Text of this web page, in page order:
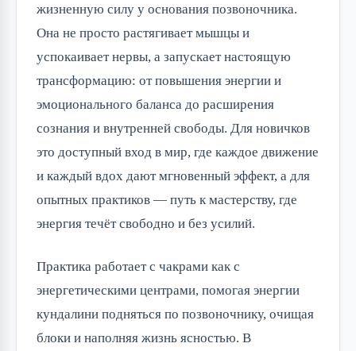
жизненную силу у основания позвоночника.
Она не просто растягивает мышцы и
успокаивает нервы, а запускает настоящую
трансформацию: от повышения энергии и
эмоционального баланса до расширения
сознания и внутренней свободы. Для новичков
это доступный вход в мир, где каждое движение
и каждый вдох дают мгновенный эффект, а для
опытных практиков — путь к мастерству, где
энергия течёт свободно и без усилий.
Практика работает с чакрами как с
энергетическими центрами, помогая энергии
кундалини подняться по позвоночнику, очищая
блоки и наполняя жизнь ясностью. В